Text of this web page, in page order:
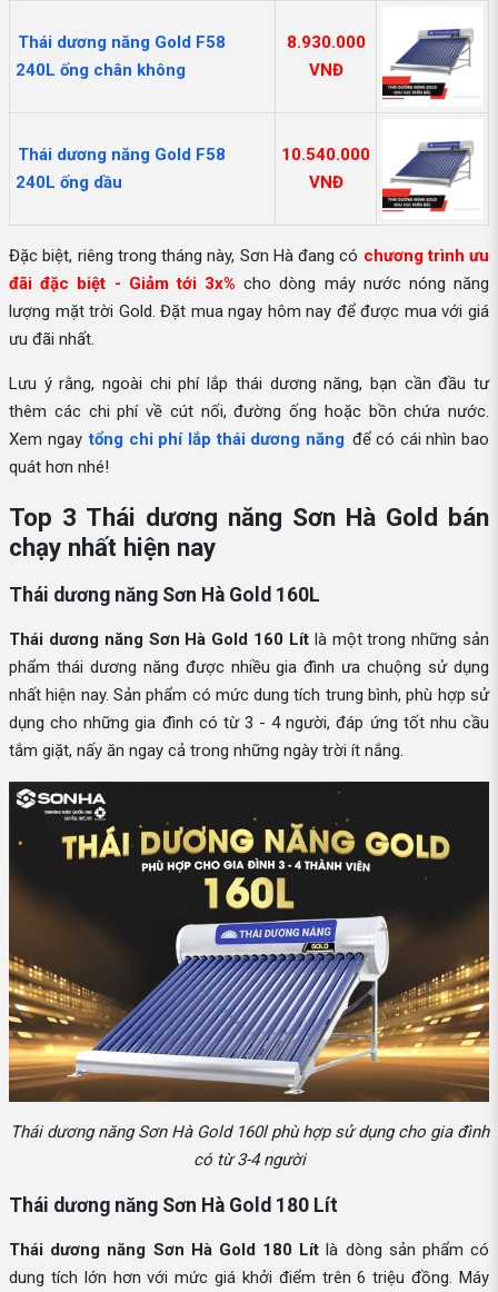
Thái dương năng Gold F58
240L ống chân không
8.930.000
VNĐ
Thái dương năng Gold F58
240L ống dầu
10.540.000
VNĐ
Đặc biệt, riêng trong tháng này, Sơn Hà đang có chương trình ưu
đãi đặc biệt - Giảm tới 3x%cho dòng máy nước nóng năng
lượng mặt trời Gold. Đặt mua ngay hôm nay để được mua với giá
ưu đãi nhất.
Lưu ý rằng, ngoài chi phí lắp thái dương năng, bạn cần đầu tư
thêm các chi phí về cút nối, đường ống hoặc bồn chứa nước.
Xem ngay tổng chi phí lắp thái dương năng để có cái nhìn bao
quát hơn nhé!
Top 3 Thái dương năng Sơn Hà Gold bán
chạy nhất hiện nay
Thái dương năng Sơn Hà Gold 160L
Thái dương năng Sơn Hà Gold 160 Lítlà một trong những sản
phẩm thái dương năng được nhiều gia đình ưa chuộng sử dụng
nhất hiện nay. Sản phẩm có mức dung tích trung bình, phù hợp sử
dụng cho những gia đình có từ 3 - 4 người, đáp ứng tốt nhu cầu
tắm giặt, nấy ăn ngay cả trong những ngày trời ít nắng.
Thái dương năng Sơn Hà Gold 160l phù hợp sử dụng cho gia đình
có từ 3-4 người
Thái dương năng Sơn Hà Gold 180 Lít
Thái dương năng Sơn Hà Gold 180 Lít là dòng sản phẩm có
dung tích lớn hơn với mức giá khởi điểm trên 6 triệu đồng. Máy